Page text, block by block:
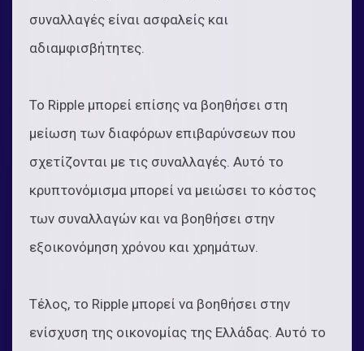
συναλλαγές είναι ασφαλείς και
αδιαμφισβήτητες.
Το Ripple μπορεί επίσης να βοηθήσει στη
μείωση των διαφόρων επιβαρύνσεων που
σχετίζονται με τις συναλλαγές. Αυτό το
κρυπτονόμισμα μπορεί να μειώσει το κόστος
των συναλλαγών και να βοηθήσει στην
εξοικονόμηση χρόνου και χρημάτων.
Τέλος, το Ripple μπορεί να βοηθήσει στην
ενίσχυση της οικονομίας της Ελλάδας. Αυτό το